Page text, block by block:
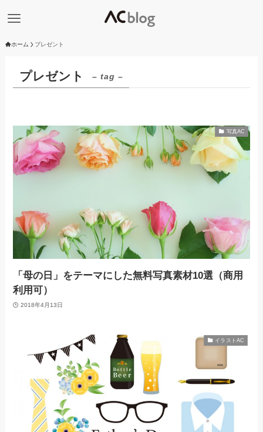
ホーム プレゼント
プレゼント – tag –
写真AC
「母の日」をテーマにした無料写真素材10選（商用
利用可）
2018年4月13日
イラストAC